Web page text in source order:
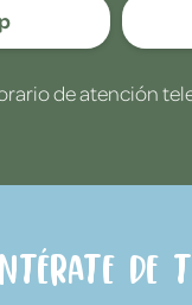
de atención
de